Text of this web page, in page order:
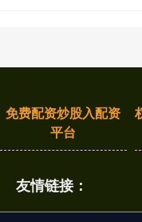
免费配资炒股入配资
平台
友情链接：